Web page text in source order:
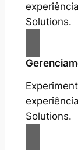
Solutions.
Solutions.